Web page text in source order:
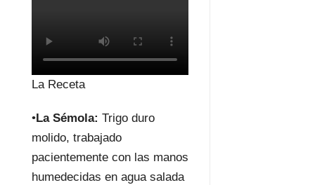
La Receta
•La Sémola: Trigo duro
molido, trabajado
pacientemente con las manos
humedecidas en agua salada